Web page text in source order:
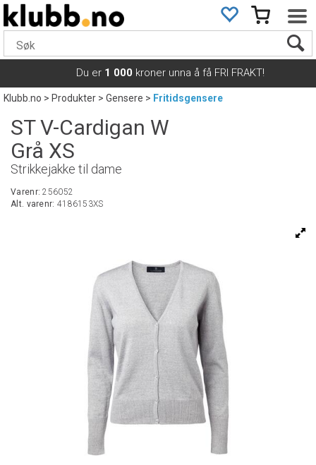
Du er 1 000 kroner unna å få FRI FRAKT!
Klubb.no>Produkter>Gensere> Fritidsgensere
ST V-Cardigan W
Grå XS
Strikkejakke til dame
Varenr:256052
Alt. varenr: 4186153XS